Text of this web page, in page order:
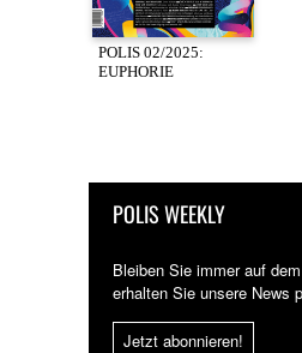
POLIS 02/2025:
EUPHORIE
POLIS WEEKLY
Bleiben Sie immer auf
erhalten Sie unsere News
Jetzt abonnieren!